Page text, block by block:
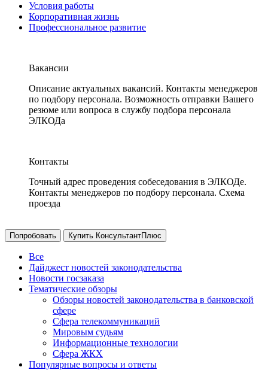
Условия работы
Корпоративная жизнь
Профессиональное развитие
Вакансии
Описание актуальных вакансий. Контакты менеджеров
по подбору персонала. Возможность отправки Вашего
резюме или вопроса в службу подбора персонала
ЭЛКОДа
Контакты
Точный адрес проведения собеседования в ЭЛКОДе.
Контакты менеджеров по подбору персонала. Схема
проезда
Попробовать Купить КонсультантПлюс
Все
Дайджест новостей законодательства
Новости госзаказа
Тематические обзоры
Обзоры новостей законодательства в банковской
сфере
Сфера телекоммуникаций
Мировым судьям
Информационные технологии
Сфера ЖКХ
Популярные вопросы и ответы